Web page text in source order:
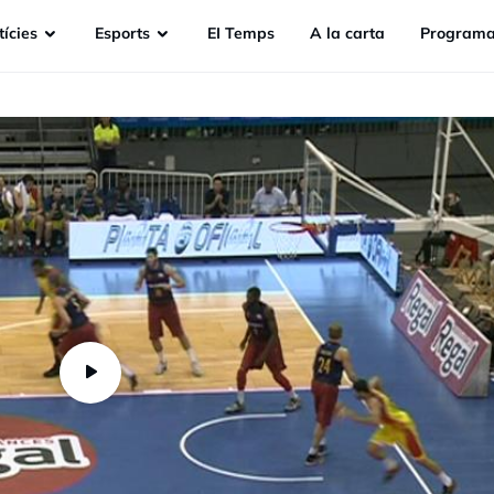
Esports EI Temps A la carta